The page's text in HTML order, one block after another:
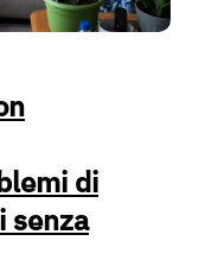
di
senza